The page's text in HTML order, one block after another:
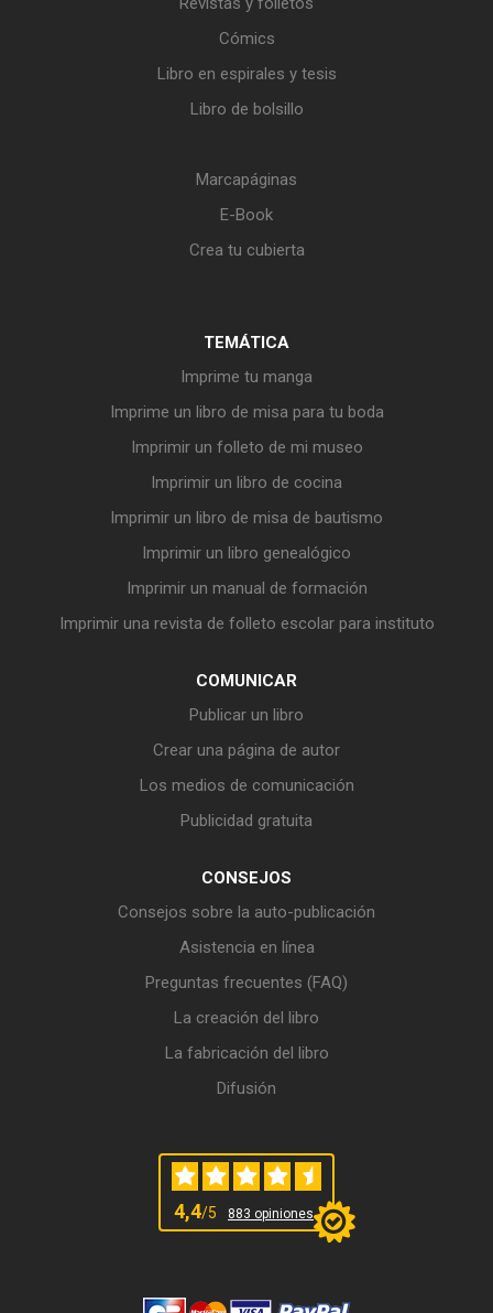
Cómics
Libro en espirales y tesis
Libro de bolsillo
Marcapáginas
E-Book
Crea tu cubierta
TEMÁTICA
Imprime tu manga
Imprime un libro de misa para tu boda
Imprimir un folleto de mi museo
Imprimir un libro de cocina
Imprimir un libro de misa de bautismo
Imprimir un libro genealógico
Imprimir un manual de formación
Imprimir una revista de folleto escolar para instituto
COMUNICAR
Publicar un libro
Crear una página de autor
Los medios de comunicación
Publicidad gratuita
CONSEJOS
Consejos sobre la auto-publicación
Asistencia en línea
Preguntas frecuentes (FAQ)
La creación del libro
La fabricación del libro
Difusión
4,4/5 883 opiniones